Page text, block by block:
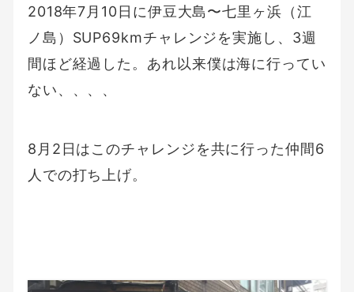
2018年7月10日に伊豆大島〜七里ヶ浜（江
ノ島）SUP69kmチャレンジを実施し、3週
間ほど経過した。あれ以来僕は海に行ってい
ない、、、、
8月2日はこのチャレンジを共に行った仲間6
人での打ち上げ。